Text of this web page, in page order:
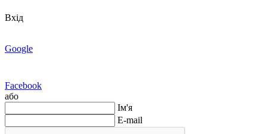
Вхід
Google
Facebook
або
Ім'я
E-mail